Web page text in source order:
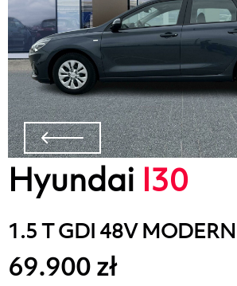
Hyundai I30
1.5 T GDI 48V MODERN
69.900 zł